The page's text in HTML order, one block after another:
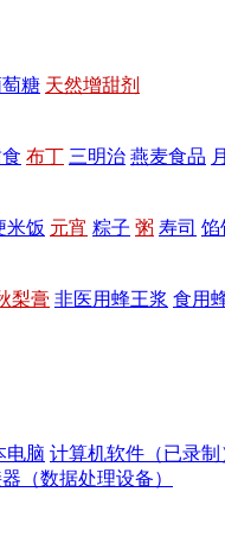
糖 天然增甜剂
布丁 三明治 燕麦食品
米饭 元宵 粽子 粥 寿司 馅
梨膏 非医用蜂王浆 食用
电脑 计算机软件（已录制
（数据处理设备）